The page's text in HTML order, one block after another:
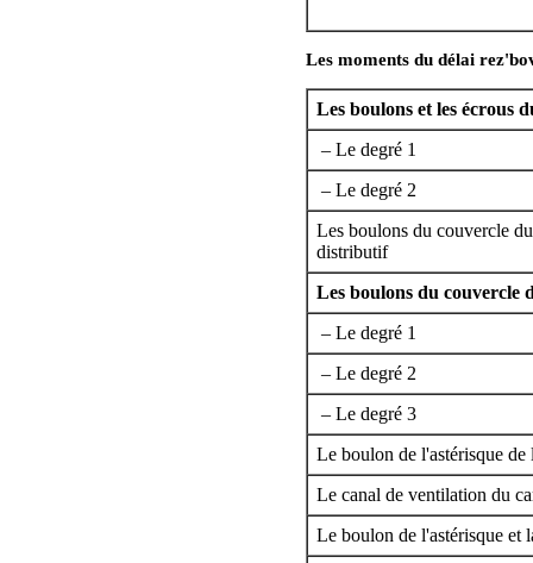
Les moments du délai
Les boulons et les écrous
– Le degré 1
– Le degré 2
Les boulons du couvercle
distributif
Les boulons du
– Le degré 1
– Le degré 2
– Le degré 3
Le boulon de l'astérisque
Le canal de ventilation du
Le boulon de l'astérisque et